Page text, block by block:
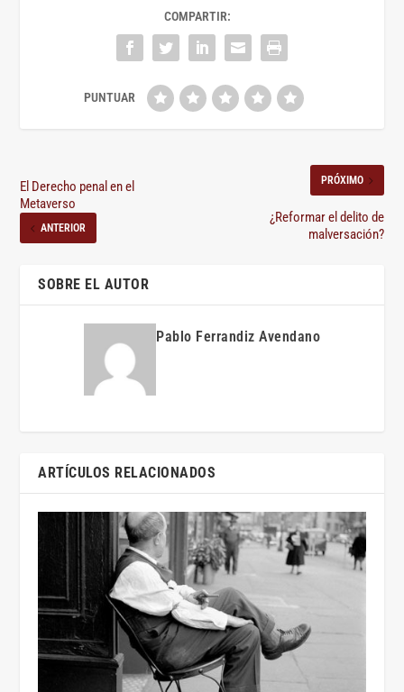
COMPARTIR:
El Derecho penal en el
Metaverso
ANTERIOR
PRÓXIMO
¿Reformar el delito de
malversación?
SOBRE EL AUTOR
Pablo Ferrandiz Avendano
ARTÍCULOS RELACIONADOS